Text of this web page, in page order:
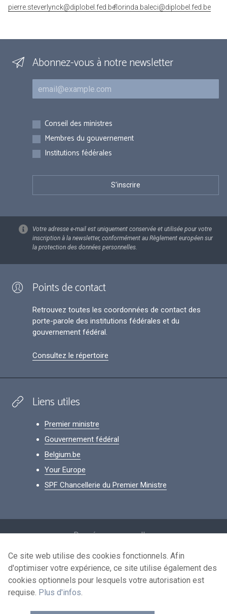
pierre.steverlynck@diplobel.fed.beflorinda.baleci@diplobel.fed.be
Abonnez-vous à notre newsletter
Courriel
Inscriptions
Conseil des ministres
Membres du gouvernement
Institutions fédérales
Votre adresse e-mail est uniquement conservée et utilisée pour votre
inscription à la newsletter, conformément au Règlement européen sur
la protection des données personnelles.
Points de contact
Retrouvez toutes les coordonnées de contact des
porte-parole des institutions fédérales et du
gouvernement fédéral.
Consultez le répertoire
Liens utiles
Premier ministre
Gouvernement fédéral
Belgium.be
Your Europe
SPF Chancellerie du Premier Ministre
Données personnelles
Conditions de réutilisation
Contactez-nous
Ce site web utilise des cookies fonctionnels. Afin
d'optimiser votre expérience, ce site utilise également des
cookies optionnels pour lesquels votre autorisation est
requise. Plus d'infos.